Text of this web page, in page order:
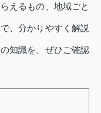
えるもの、地域ごと
、分かりやすく解説
知識を、ぜひご確認